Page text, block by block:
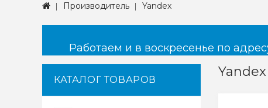
Производитель Yandex
Работаем и в воскресенье по
КАТАЛОГ ТОВАРОВ
Yandex